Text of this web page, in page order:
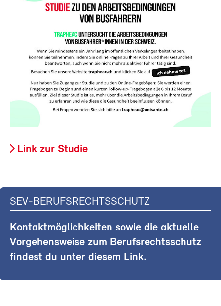
Link zur Studie
SEV-BERUFSRECHTSSCHUTZ
Kontaktmöglichkeiten sowie die aktuelle
Vorgehensweise zum Berufsrechtsschutz
findest du unter diesem Link.